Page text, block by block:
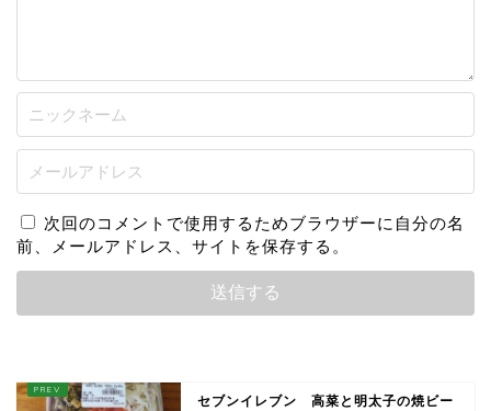
次回のコメントで使用するためブラウザーに自分の名
前、メールアドレス、サイトを保存する。
セブンイレブン 高菜と明太子の焼ビー